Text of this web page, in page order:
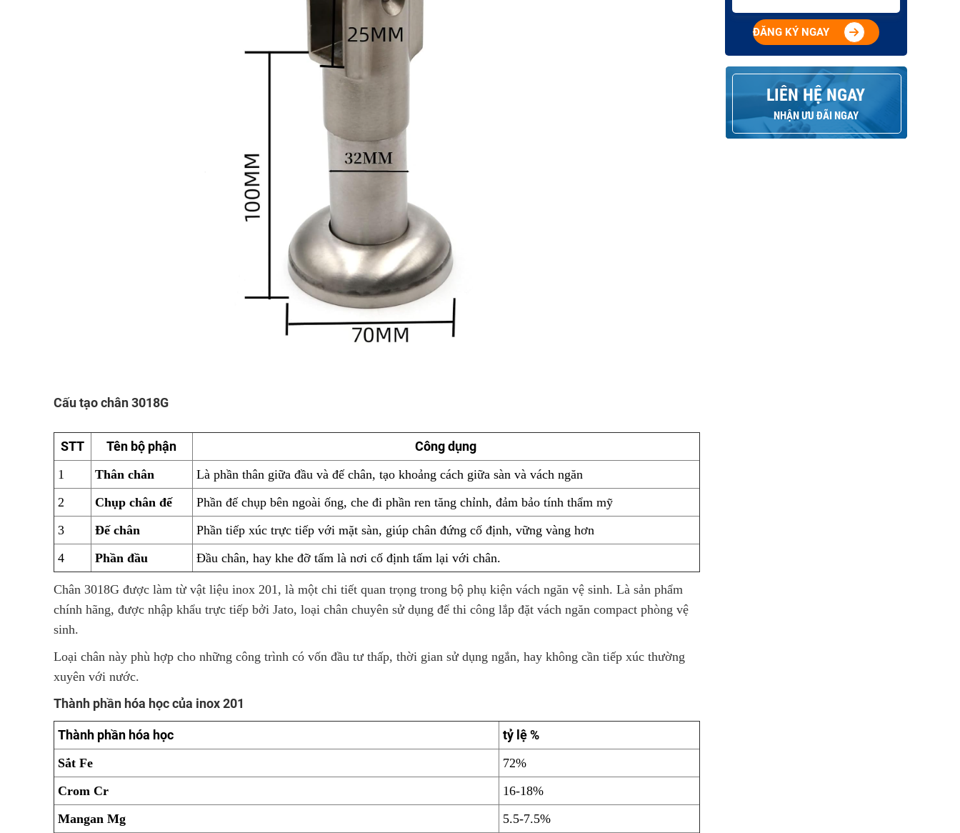
Cấu tạo chân 3018G
STT Tên bộ phận Công dụng
1 Thân chân
Là phần thân giữa đầu và đế chân, tạo khoảng cách giữa sàn và vách ngăn
2
Chụp chân đế
Phần đế chụp bên ngoài ống, che đi phần ren tăng chỉnh, đảm bảo tính thẩm mỹ
3
Đế chân
Phần tiếp xúc trực tiếp với mặt sàn, giúp chân đứng cố định, vững vàng hơn
4
Phần đầu Đầu chân, hay khe đỡ tấm là nơi cố định tấm lại với chân.
Chân 3018G được làm từ vật liệu inox 201, là một chi tiết quan trọng trong bộ phụ kiện vách ngăn vệ sinh. Là sản phẩm
chính hãng, được nhập khẩu trực tiếp bởi Jato, loại chân chuyên sử dụng để thi công lắp đặt vách ngăn compact phòng vệ
sinh.
Loại chân này phù hợp cho những công trình có vốn đầu tư thấp, thời gian sử dụng ngắn, hay không cần tiếp xúc thường
xuyên với nước.
Thành phần hóa học của inox 201
Thành phần hóa học tỷ lệ %
Sắt Fe
72%
Crom Cr
16-18%
Mangan Mg
5.5-7.5%
ĐĂNG KÝ NGAY
LIÊN HỆ NGAY
NHẬN ƯU ĐÃI NGAY